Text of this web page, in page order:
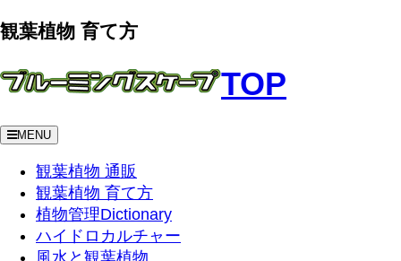
観葉植物 育て方
TOP
MENU
観葉植物 通販
観葉植物 育て方
植物管理Dictionary
ハイドロカルチャー